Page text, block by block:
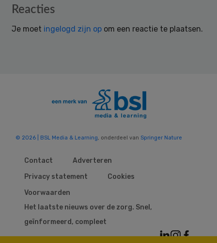
Reader
Reacties
Je moet ingelogd zijn op om een reactie te plaatsen.
© 2026 | BSL Media & Learning , onderdeel van Springer Nature
Contact
Adverteren
Privacy statement
Cookies
Voorwaarden
Het laatste nieuws over de zorg. Snel,
geïnformeerd, compleet